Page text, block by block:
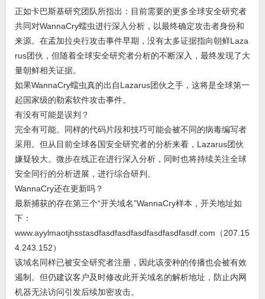
正如卡巴斯基研究团队所指出：目前需要的更多全球安全研究者
共同对WannaCry蠕虫进行深入分析，以最终确定攻击者身份和
来源。在孟加拉央行攻击事件早期，没有太多证据指向朝鲜Laza
rus团伙，但随着全球安全研究者分析的不断深入，最终发现了大
量朝鲜相关证据。
如果WannaCry蠕虫真的出自Lazarus团伙之手，这将是全球第一
起国家级的勒索软件攻击事件。
有没有可能是误判？
完全有可能。同样的代码片段和技巧可能会被不同的病毒编写者
采用。但从目前全球各国安全研究者的分析来看，Lazarus团伙
嫌疑较大。微步在线正在进行深入分析，同时也将持续关注全球
安全同行的分析进展，进行综合研判。
WannaCry还在更新吗？
最新捕获的存在第三个“开关域名”WannaCry样本，开关地址如
下：
www.ayylmaotjhsstasdfasdfasdfasdfasdfasdfasdf.com（207.15
4.243.152）
该域名同样已被安全研究者注册，因此该变种的传播也会被有效
遏制。但仍建议客户及时修改此开关域名的解析地址，防止内网
机器无法访问引发后续加密攻击。